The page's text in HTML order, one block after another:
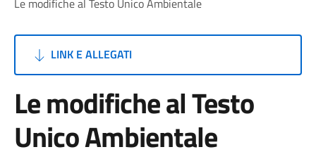
Le modifiche al Testo Unico Ambientale
LINK E ALLEGATI
Le modifiche al Testo
Unico Ambientale